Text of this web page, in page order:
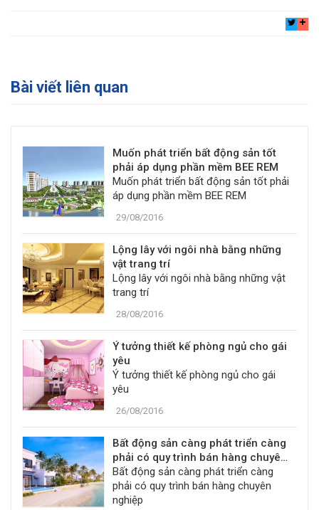
Bài viết liên quan
Muốn phát triển bất động sản tốt
phải áp dụng phần mềm BEE REM
Muốn phát triển bất động sản tốt phải
áp dụng phần mềm BEE REM
29/08/2016
Lộng lây với ngôi nhà bằng những
vật trang trí
Lộng lây với ngôi nhà bằng những vật
trang trí
28/08/2016
Ý tưởng thiết kế phòng ngủ cho gái
yêu
Ý tưởng thiết kế phòng ngủ cho gái
yêu
26/08/2016
Bất động sản càng phát triển càng
phải có quy trình bán hàng chuyên
nghiệp
Bất động sản càng phát triển càng
phải có quy trình bán hàng chuyên
nghiệp